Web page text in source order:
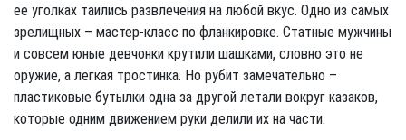
ее уголках таились развлечения на любой вкус. Одно из самых
зрелищных – мастер-класс по фланкировке. Статные мужчины
и совсем юные девчонки крутили шашками, словно это не
оружие, а легкая тростинка. Но рубит замечательно –
пластиковые бутылки одна за другой летали вокруг казаков,
которые одним движением руки делили их на части.